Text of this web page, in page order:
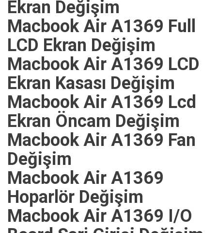
Ekran Değişim
Macbook Air A1369 Full
LCD Ekran Değişim
Macbook Air A1369 LCD
Ekran Kasası Değişim
Macbook Air A1369 Lcd
Ekran Öncam Değişim
Macbook Air A1369 Fan
Değişim
Macbook Air A1369
Hoparlör Değişim
Macbook Air A1369 I/O